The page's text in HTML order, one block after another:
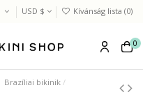
USD $ Kívánság lista (0)
0
Brazíliai bikinik